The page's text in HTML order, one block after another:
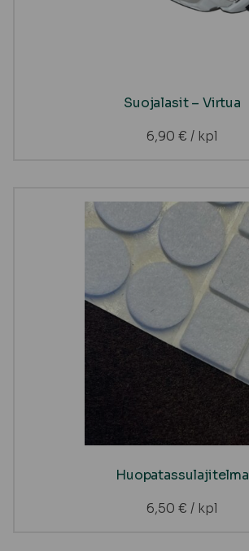
Suojalasit – Virtua
6,90 € / kpl
Huopatassulajitelma
6,50 € / kpl